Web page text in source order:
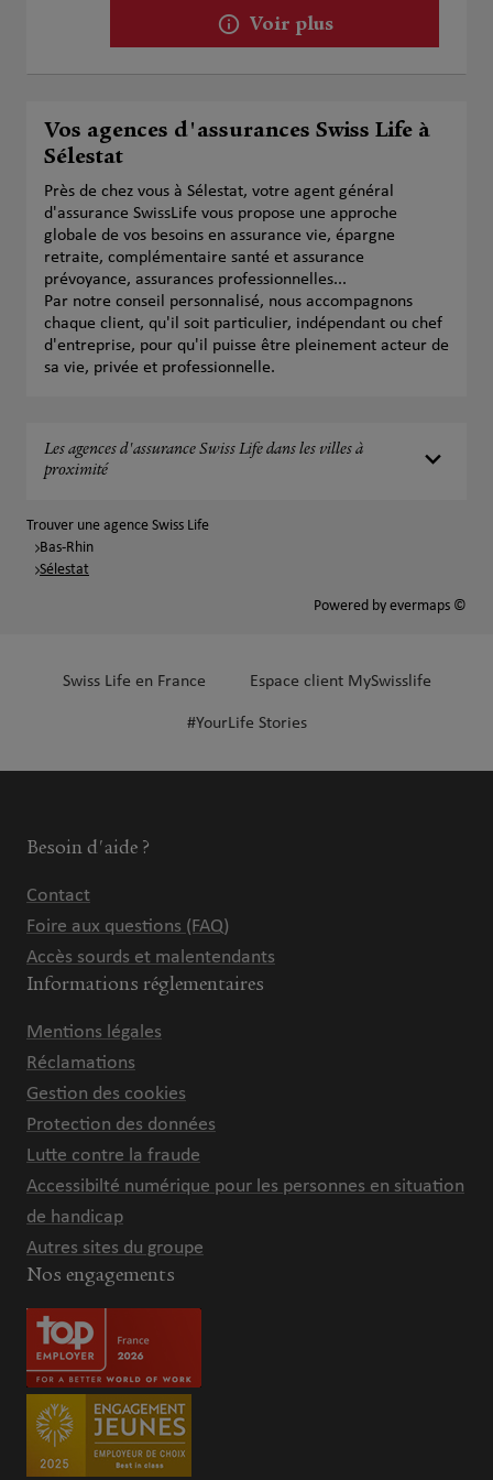
Voir plus
Vos agences d'assurances Swiss Life à
Sélestat
Près de chez vous à Sélestat, votre agent général
d'assurance SwissLife vous propose une approche
globale de vos besoins en assurance vie, épargne
retraite, complémentaire santé et assurance
prévoyance, assurances professionnelles...
Par notre conseil personnalisé, nous accompagnons
chaque client, qu'il soit particulier, indépendant ou chef
d'entreprise, pour qu'il puisse être pleinement acteur de
sa vie, privée et professionnelle.
Les agences d'assurance Swiss Life dans les villes à
proximité
Trouver une agence Swiss Life
Bas-Rhin
Sélestat
Powered by evermaps ©
Swiss Life en France Espace client MySwisslife
#YourLife Stories
Besoin d'aide ?
Contact
Foire aux questions (FAQ)
Accès sourds et malentendants
Informations réglementaires
Mentions légales
Réclamations
Gestion des cookies
Protection des données
Lutte contre la fraude
Accessibilté numérique pour les personnes en situation
de handicap
Autres sites du groupe
Nos engagements